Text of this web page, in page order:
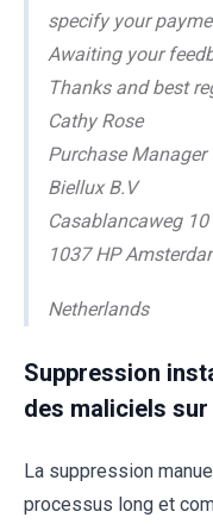
specify your
Awaiting your
Thanks and best
Cathy Rose
Purchase Manager
Biellux B.V
Casablancaweg 10
1037 HP
Netherlands
Suppression
des maliciels
La suppression
processus long et